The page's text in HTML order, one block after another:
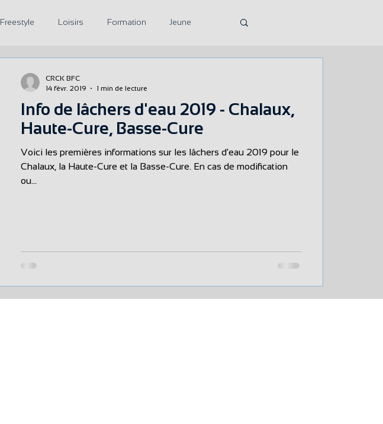
Freestyle Loisirs Formation Jeune
Info de lâchers d'eau 2019 - Chalaux,
Haute-Cure, Basse-Cure
Voici les premières informations sur les lâchers d'eau 2019 pour le
Chalaux, la Haute-Cure et la Basse-Cure. En cas de modification
ou...
CRCK BFC
14 févr. 2019
1 min de lecture